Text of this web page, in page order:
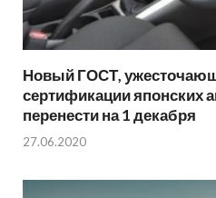
Новый ГОСТ,
сертификации японских
перенести на 1 декабря
27.06.2020